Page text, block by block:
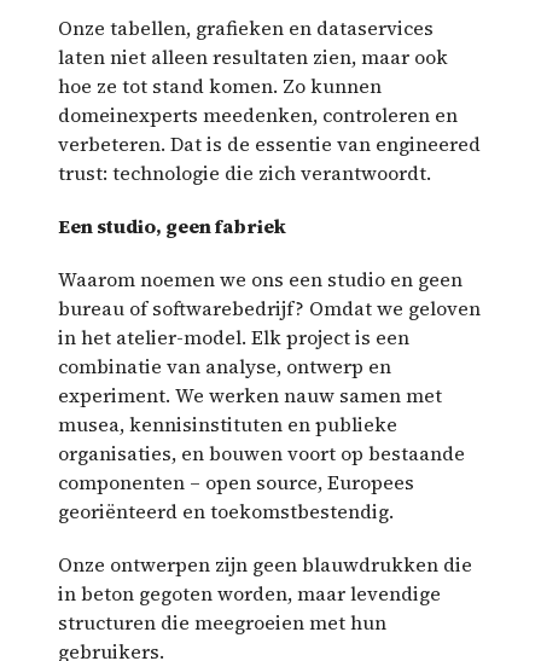
Onze tabellen, grafieken en dataservices
laten niet alleen resultaten zien, maar ook
hoe ze tot stand komen. Zo kunnen
domeinexperts meedenken, controleren en
verbeteren. Dat is de essentie van engineered
trust: technologie die zich verantwoordt.
Een studio, geen fabriek
Waarom noemen we ons een studio en geen
bureau of softwarebedrijf? Omdat we geloven
in het atelier-model. Elk project is een
combinatie van analyse, ontwerp en
experiment. We werken nauw samen met
musea, kennisinstituten en publieke
organisaties, en bouwen voort op bestaande
componenten – open source, Europees
georiënteerd en toekomstbestendig.
Onze ontwerpen zijn geen blauwdrukken die
in beton gegoten worden, maar levendige
structuren die meegroeien met hun
gebruikers.